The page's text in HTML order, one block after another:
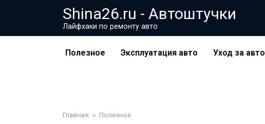
Shina26.ru - Автоштучки
Лайфхаки по ремонту авто
Полезное Эксплуатация авто Уход за авто
Главная » Полезное